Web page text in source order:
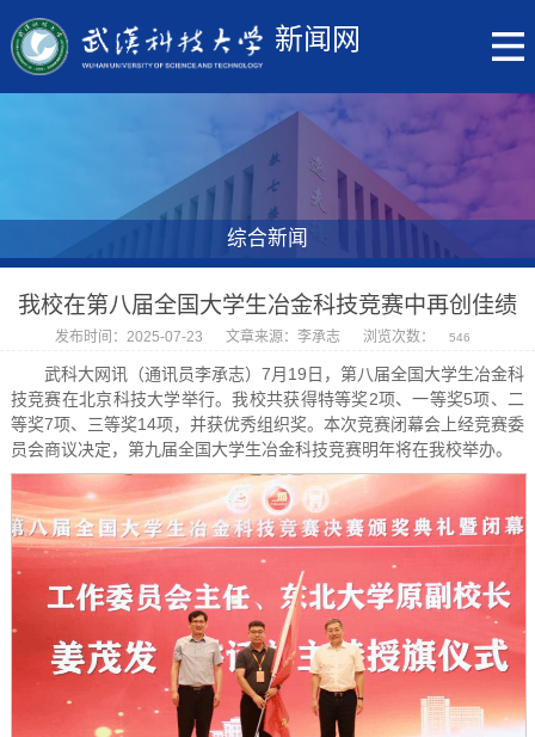
新闻网
综合新闻
我校在第八届全国大学生冶金科技竞赛中再创佳绩
发布时间：2025-07-23 文章来源：李承志 浏览次数： 546
武科大网讯（通讯员李承志）7月19日，第八届全国大学生冶金科
技竞赛在北京科技大学举行。我校共获得特等奖2项、一等奖5项、二
等奖7项、三等奖14项，并获优秀组织奖。本次竞赛闭幕会上经竞赛委
员会商议决定，第九届全国大学生冶金科技竞赛明年将在我校举办。